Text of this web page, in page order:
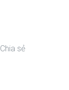
Chia sẻ